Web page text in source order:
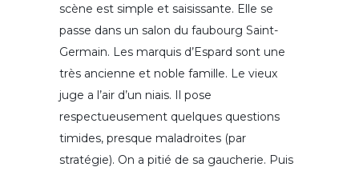
scène est simple et saisissante. Elle se
passe dans un salon du faubourg Saint-
Germain. Les marquis d’Espard sont une
très ancienne et noble famille. Le vieux
juge a l’air d’un niais. Il pose
respectueusement quelques questions
timides, presque maladroites (par
stratégie). On a pitié de sa gaucherie. Puis